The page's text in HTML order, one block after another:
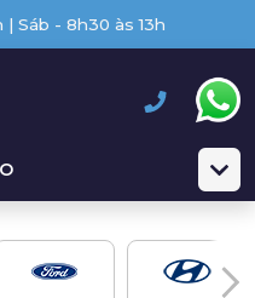
| Sáb - 8h30 às 13h